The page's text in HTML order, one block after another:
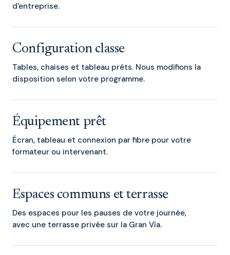
d'entreprise.
Configuration classe
Tables, chaises et tableau prêts. Nous modifions la
disposition selon votre programme.
Équipement prêt
Écran, tableau et connexion par fibre pour votre
formateur ou intervenant.
Espaces communs et terrasse
Des espaces pour les pauses de votre journée,
avec une terrasse privée sur la Gran Vía.